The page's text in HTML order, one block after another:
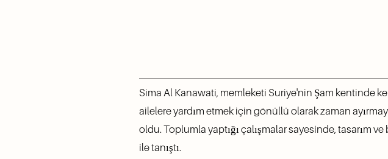
Sima Al Kanawati, memleketi Suriye'nin Şam kentinde
ailelere yardım etmek için gönüllü olarak zaman
oldu. Toplumla yaptığı çalışmalar sayesinde, tasarım
ile tanıştı.